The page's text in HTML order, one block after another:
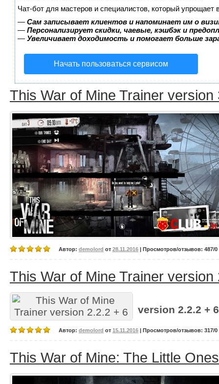
Чат-бот для мастеров и специалистов, который упрощает
— Сам записывает клиентов и напоминает им о
— Персонализирует скидки, чаевые, кэшбэк и
— Увеличивает доходимость и помогает больше
Начать пользоваться сервисом
This War of Mine Trainer version
Автор: demolord от 28.11.2016 | Просмотров/отзывов: 487/0
This War of Mine Trainer version
version 2.2.2 +
Автор: demolord от 15.11.2016 | Просмотров/отзывов: 317/0
This War of Mine: The Little